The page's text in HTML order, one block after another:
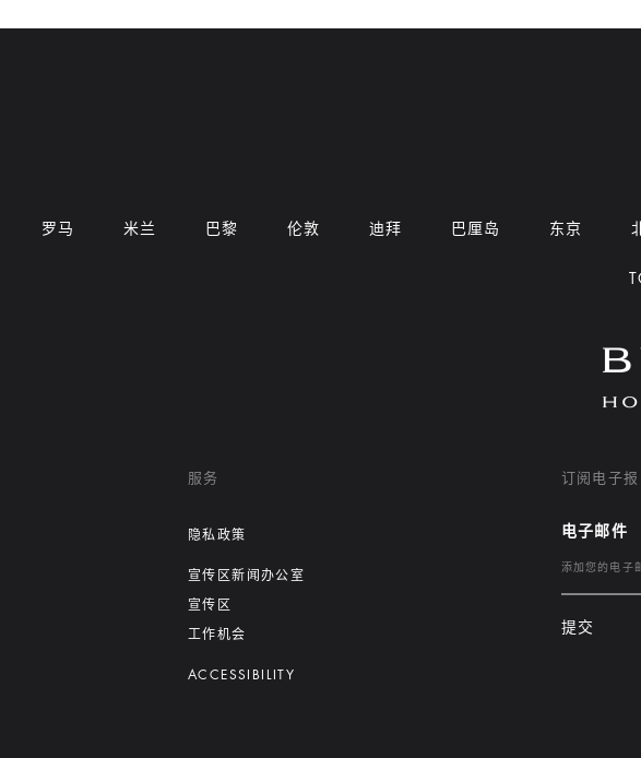
罗马 米兰 巴黎 伦敦 迪拜 巴厘岛 东京
服务
隐私政策
宣传区新闻办公室
宣传区
工作机会
ACCESSIBILITY
订阅电子报
电子邮件
提交